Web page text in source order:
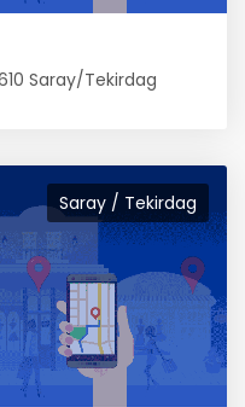
Saray/Tekirdag
Saray / Tekirdag